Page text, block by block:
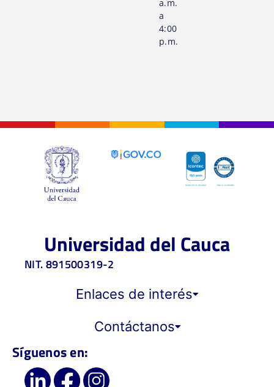
a.m.
a
4:00
p.m.
Universidad del Cauca
NIT. 891500319-2
Enlaces de interés
Contáctanos
Síguenos en: